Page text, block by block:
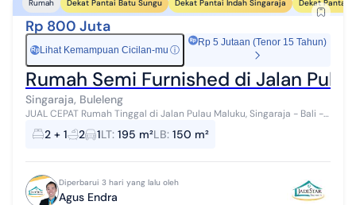
Rumah Dekat Pantai Batu Sungu Dekat Pantai Indah Singaraja Dekat Pantai
Rp 800 Juta
Rp Lihat Kemampuan Cicilan-mu ⓘ
Rp 5 Jutaan (Tenor 15 Tahun)
Rumah Semi Furnished di Jalan
Singaraja, Buleleng
JUAL CEPAT Rumah Tinggal di Jalan Pulau Maluku, Singaraja - Bali -
Lokasi strategis di daerah pusat kota Singaraja - Dekat pasar, hotel,
dan Pelab...
2 + 1 2 1LT: 195 m²LB: 150 m²
Diperbarui 3 hari yang lalu oleh
Agus Endra